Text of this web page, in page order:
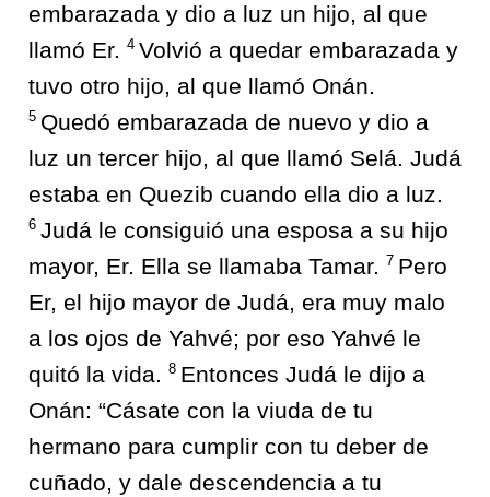
embarazada y dio a luz un hijo, al que
llamó Er. 4 Volvió a quedar embarazada y
tuvo otro hijo, al que llamó Onán.
5 Quedó embarazada de nuevo y dio a
luz un tercer hijo, al que llamó Selá. Judá
estaba en Quezib cuando ella dio a luz.
6 Judá le consiguió una esposa a su hijo
mayor, Er. Ella se llamaba Tamar.
7 Pero
Er, el hijo mayor de Judá, era muy malo
a los ojos de Yahvé; por eso Yahvé le
quitó la vida. 8 Entonces Judá le dijo a
Onán: “Cásate con la viuda de tu
hermano para cumplir con tu deber de
cuñado, y dale descendencia a tu